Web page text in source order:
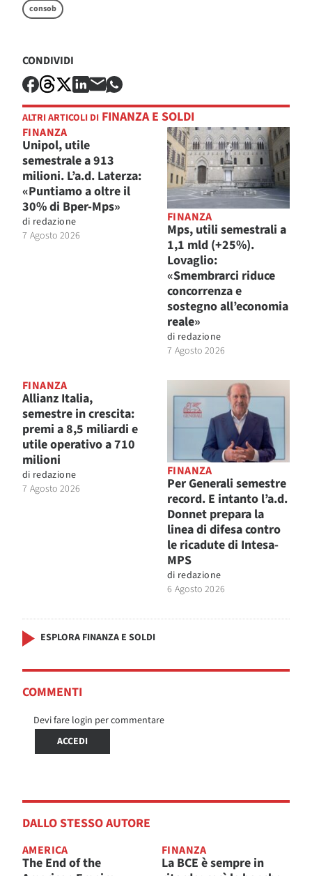
consob
CONDIVIDI
ALTRI ARTICOLI DI FINANZA E SOLDI
FINANZA
Unipol, utile
semestrale a 913
milioni. L’a.d. Laterza:
«Puntiamo a oltre il
30% di Bper-Mps»
di redazione
7 Agosto 2026
FINANZA
Mps, utili semestrali a
1,1 mld (+25%).
Lovaglio:
«Smembrarci riduce
concorrenza e
sostegno all’economia
reale»
di redazione
7 Agosto 2026
FINANZA
Allianz Italia,
semestre in crescita:
premi a 8,5 miliardi e
utile operativo a 710
milioni
di redazione
7 Agosto 2026
FINANZA
Per Generali semestre
record. E intanto l’a.d.
Donnet prepara la
linea di difesa contro
le ricadute di Intesa-
MPS
di redazione
6 Agosto 2026
ESPLORA FINANZA E SOLDI
COMMENTI
Devi fare login per commentare
ACCEDI
DALLO STESSO AUTORE
AMERICA
The End of the
FINANZA
La BCE è sempre in